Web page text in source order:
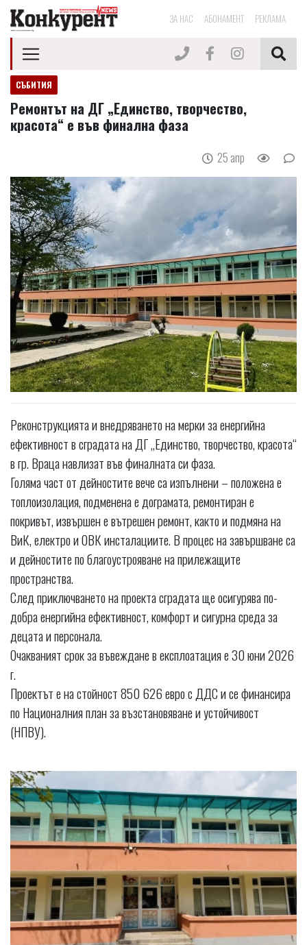
ЗА НАС АБОНАМЕНТ РЕКЛАМА
СЪБИТИЯ
Ремонтът на ДГ „Единство, творчество,
красота“ е във финална фаза
25 апр
Реконструкцията и внедряването на мерки за енергийна
ефективност в сградата на ДГ „Единство, творчество, красота“
в гр. Враца навлизат във финалната си фаза.
Голяма част от дейностите вече са изпълнени – положена е
топлоизолация, подменена е дограмата, ремонтиран е
покривът, извършен е вътрешен ремонт, както и подмяна на
ВиК, електро и ОВК инсталациите. В процес на завършване са
и дейностите по благоустрояване на прилежащите
пространства.
След приключването на проекта сградата ще осигурява по-
добра енергийна ефективност, комфорт и сигурна среда за
децата и персонала.
Очакваният срок за въвеждане в експлоатация е 30 юни 2026
г.
Проектът е на стойност 850 626 евро с ДДС и се финансира
по Националния план за възстановяване и устойчивост
(НПВУ).